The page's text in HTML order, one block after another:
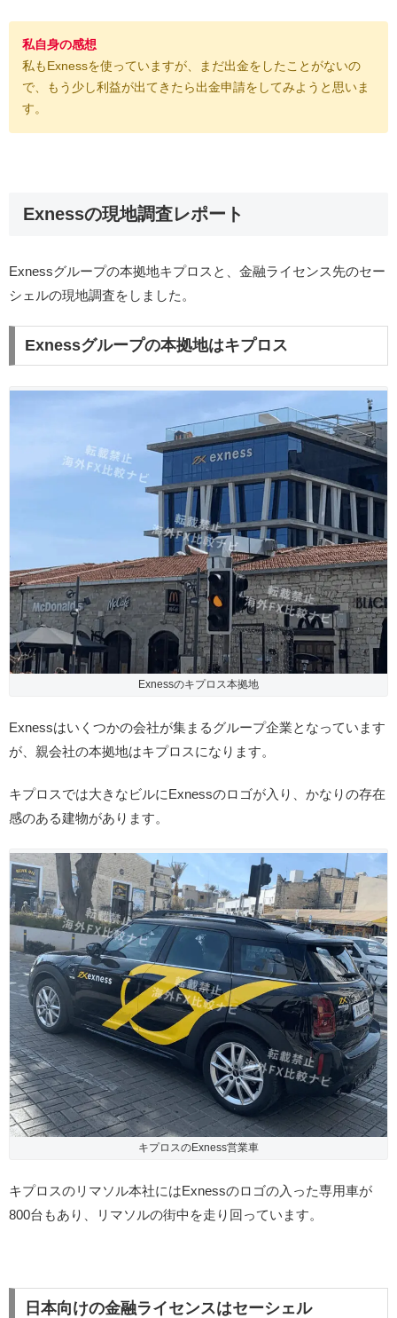
私自身の感想
私もExnessを使っていますが、まだ出金をしたことがないの
で、もう少し利益が出てきたら出金申請をしてみようと思いま
す。
Exnessの現地調査レポート
Exnessグループの本拠地キプロスと、金融ライセンス先のセー
シェルの現地調査をしました。
Exnessグループの本拠地はキプロス
Exnessのキプロス本拠地
Exnessはいくつかの会社が集まるグループ企業となっています
が、親会社の本拠地はキプロスになります。
キプロスでは大きなビルにExnessのロゴが入り、かなりの存在
感のある建物があります。
キプロスのExness営業車
キプロスのリマソル本社にはExnessのロゴの入った専用車が
800台もあり、リマソルの街中を走り回っています。
日本向けの金融ライセンスはセーシェル